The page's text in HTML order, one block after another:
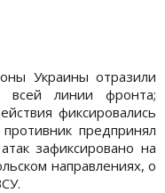
Украины отразили
всей линии фронта;
фиксировались
предпринял
зафиксировано на
направлениях, о